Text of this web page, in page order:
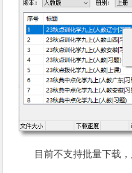
目前不支持批量下载